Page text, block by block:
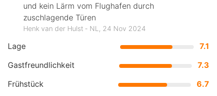
Lage
7.1
Gastfreundlichkeit
7.3
Frühstück
6.7
und kein Lärm vom Flughafen durch
zuschlagende Türen
Henk van der Hulst ‐ NL, 24 Nov 2024